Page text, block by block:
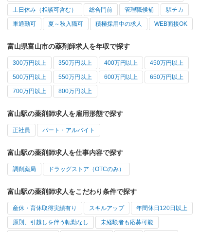
土日休み（相談可含む） 総合門前 管理職候補 駅チカ
車通勤可 夏～秋入職可 積極採用中の求人 WEB面接OK
富山県富山市の薬剤師求人を年収で探す
300万円以上 350万円以上 400万円以上 450万円以上
500万円以上 550万円以上 600万円以上 650万円以上
700万円以上 800万円以上
富山駅の薬剤師求人を雇用形態で探す
正社員 パート・アルバイト
富山駅の薬剤師求人を仕事内容で探す
調剤薬局 ドラッグストア（OTCのみ）
富山駅の薬剤師求人をこだわり条件で探す
産休・育休取得実績有り スキルアップ 年間休日120日以上
原則、引越しを伴う転勤なし 未経験者も応募可能